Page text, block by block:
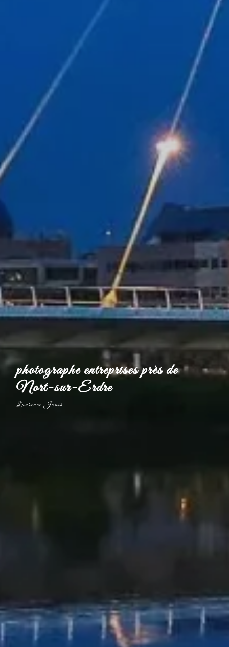
photographe entreprises près de
Nort-sur-Erdre
Laurence Jouis